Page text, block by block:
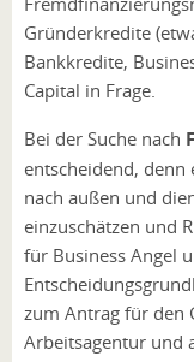
Gründerkredite
Bankkredite,
Capital in Frage.
Bei der Suche nach
entscheidend,
nach außen und
einzuschätzen und
für Business Angel
zum Antrag für den
Arbeitsagentur und